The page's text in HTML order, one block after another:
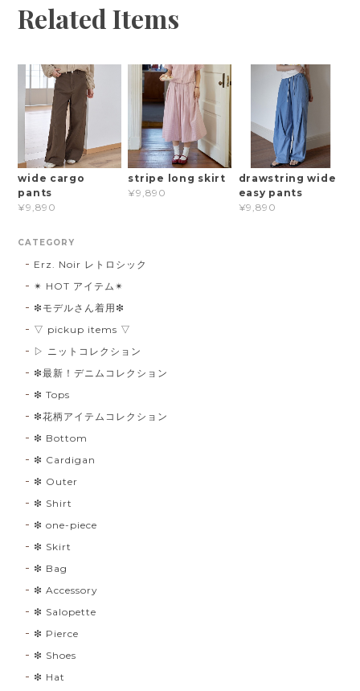
Related Items
wide cargo
pants
¥9,890
stripe long skirt
¥9,890
drawstring wide
easy pants
¥9,890
CATEGORY
Erz. Noir レトロシック
✴︎ HOT アイテム✴︎
❇︎モデルさん着用❇︎
▽ pickup items ▽
▷ ニットコレクション
❇︎最新！デニムコレクション
❇︎ Tops
❇︎花柄アイテムコレクション
❇︎ Bottom
❇︎ Cardigan
❇︎ Outer
❇︎ Shirt
❇︎ one-piece
❇︎ Skirt
❇︎ Bag
❇︎ Accessory
❇︎ Salopette
❇︎ Pierce
❇︎ Shoes
❇︎ Hat